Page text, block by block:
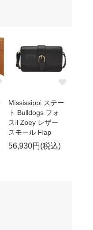
Mississippi ステー
ト Bulldogs フォ
スil Zoey レザー
スモール Flap
56,930円(税込)